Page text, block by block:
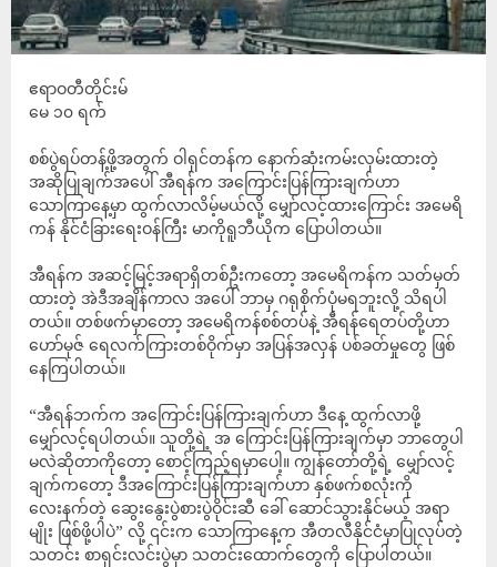
ဧရာဝတီတိုင်းမ်
မေ ၁၀ ရက်
စစ်ပွဲရပ်တန့်ဖို့အတွက် ဝါရှင်တန်က နောက်ဆုံးကမ်းလှမ်းထားတဲ့
အဆိုပြုချက်အပေါ် အီရန်က အကြောင်းပြန်ကြားချက်ဟာ
သောကြာနေ့မှာ ထွက်လာလိမ့်မယ်လို့ မျှော်လင့်ထားကြောင်း အမေရိ
ကန် နိုင်ငံခြားရေးဝန်ကြီး မာကိုရူဘီယိုက ပြောပါတယ်။
အီရန်က အဆင့်မြင့်အရာရှိတစ်ဦးကတော့ အမေရိကန်က သတ်မှတ်
ထားတဲ့ အဲဒီအချိန်ကာလ အပေါ် ဘာမှ ဂရုစိုက်ပုံမရဘူးလို့ သိရပါ
တယ်။ တစ်ဖက်မှာတော့ အမေရိကန်စစ်တပ်နဲ့ အီရန်ရေတပ်တို့ဟာ
ဟော်မုဇ် ရေလက်ကြားတစ်ဝိုက်မှာ အပြန်အလှန် ပစ်ခတ်မှုတွေ ဖြစ်
နေကြပါတယ်။
“အီရန်ဘက်က အကြောင်းပြန်ကြားချက်ဟာ ဒီနေ့ ထွက်လာဖို့
မျှော်လင့်ရပါတယ်။ သူတို့ရဲ့ အ ကြောင်းပြန်ကြားချက်မှာ ဘာတွေပါ
မလဲဆိုတာကိုတော့ စောင့်ကြည့်ရမှာပေါ့။ ကျွန်တော်တို့ရဲ့ မျှော်လင့်
ချက်ကတော့ ဒီအကြောင်းပြန်ကြားချက်ဟာ နှစ်ဖက်စလုံးကို
လေးနက်တဲ့ ဆွေးနွေးပွဲစားပွဲဝိုင်းဆီ ခေါ် ဆောင်သွားနိုင်မယ့် အရာ
မျိုး ဖြစ်ဖို့ပါပဲ” လို့ ၎င်းက သောကြာနေ့က အီတလီနိုင်ငံမှာပြုလုပ်တဲ့
သတင်း စာရှင်းလင်းပွဲမှာ သတင်းထောက်တွေကို ပြောပါတယ်။